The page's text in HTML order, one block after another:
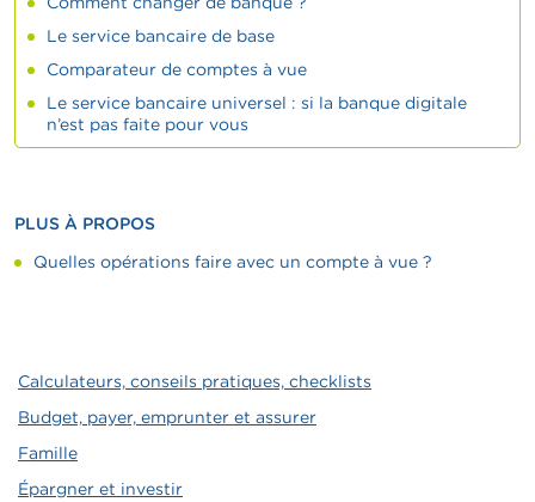
Le service bancaire de base
Comparateur de comptes à vue
Le service bancaire universel : si la banque digitale
n’est pas faite pour vous
PLUS À PROPOS
Quelles opérations faire avec un compte à vue ?
Calculateurs, conseils pratiques, checklists
Budget, payer, emprunter et assurer
Famille
Épargner et investir